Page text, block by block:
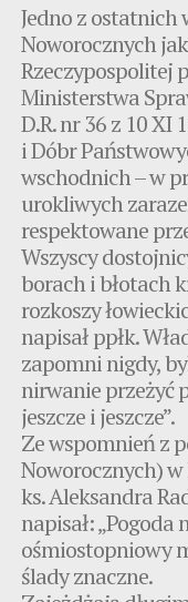
Jedno z
Noworocznych
Rzeczypospolitej
Ministerstwa
D.R. nr 36 z 10 XI
i Dóbr
wschodnich – w
urokliwych
respektowane
Wszyscy
borach i błotach
rozkoszy
napisał ppłk.
zapomni nigdy,
nirwanie przeżyć
jeszcze i jeszcze”.
Ze wspomnień z
Noworocznych)
ks. Aleksandra
napisał: „Pogoda
ośmiostopniowy
ślady znaczne.